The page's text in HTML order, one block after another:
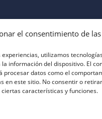
el consentimiento de
utilizamos
información del dispositivo. El
procesar datos como el
en este sitio. No consentir o
características y funciones.